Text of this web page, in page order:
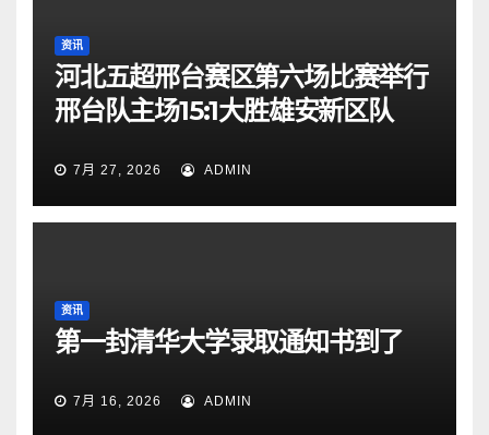
资讯
河北五超邢台赛区第六场比赛举行
邢台队主场15:1大胜雄安新区队
7月 27, 2026 ADMIN
资讯
第一封清华大学录取通知书到了
7月 16, 2026 ADMIN